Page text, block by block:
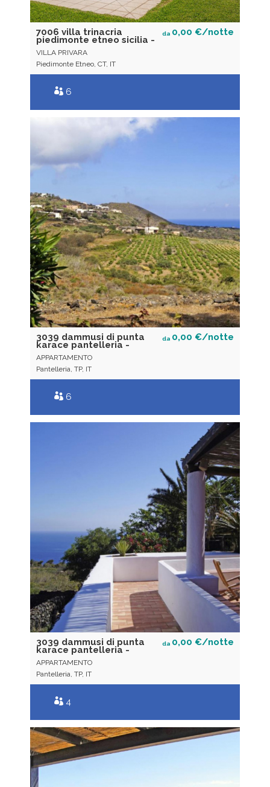
7006 villa trinacria
piedimonte etneo sicilia -
da 0,00 €/notte
VILLA PRIVARA
Piedimonte Etneo, CT, IT
6
3039 dammusi di punta
karace pantelleria -
da 0,00 €/notte
APPARTAMENTO
Pantelleria, TP, IT
6
3039 dammusi di punta
karace pantelleria -
da 0,00 €/notte
APPARTAMENTO
Pantelleria, TP, IT
4